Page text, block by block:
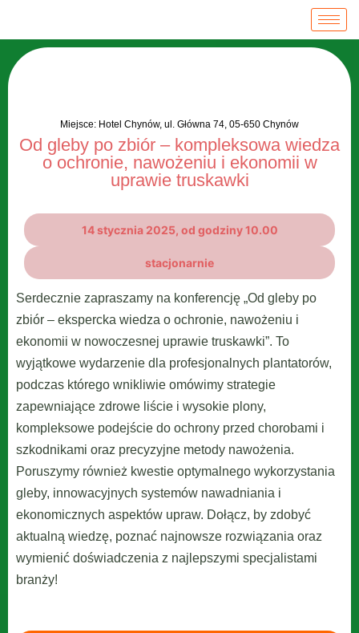
Miejsce: Hotel Chynów, ul. Główna 74, 05-650 Chynów
Od gleby po zbiór – kompleksowa wiedza
o ochronie, nawożeniu i ekonomii w
uprawie truskawki
14 stycznia 2025, od godziny 10.00
stacjonarnie
Serdecznie zapraszamy na konferencję „Od gleby po
zbiór – ekspercka wiedza o ochronie, nawożeniu i
ekonomii w nowoczesnej uprawie truskawki”. To
wyjątkowe wydarzenie dla profesjonalnych plantatorów,
podczas którego wnikliwie omówimy strategie
zapewniające zdrowe liście i wysokie plony,
kompleksowe podejście do ochrony przed chorobami i
szkodnikami oraz precyzyjne metody nawożenia.
Poruszymy również kwestie optymalnego wykorzystania
gleby, innowacyjnych systemów nawadniania i
ekonomicznych aspektów upraw. Dołącz, by zdobyć
aktualną wiedzę, poznać najnowsze rozwiązania oraz
wymienić doświadczenia z najlepszymi specjalistami
branży!